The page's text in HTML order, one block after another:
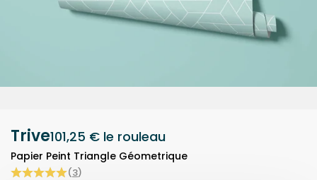
Trive101,25 € le rouleau
Papier Peint Triangle Géometrique
(3)